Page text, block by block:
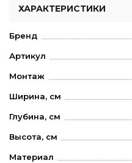
ХАРАКТЕРИСТИКИ
Бренд
Артикул
Монтаж
Ширина, см
Глубина, см
Высота, см
Материал